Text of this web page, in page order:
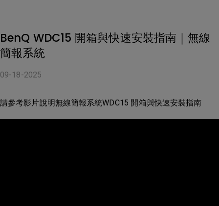
BenQ WDC15 開箱與快速安裝指南｜無線
簡報系統
09-18-2025
請參考影片說明無線簡報系統WDC15 開箱與快速安裝指南